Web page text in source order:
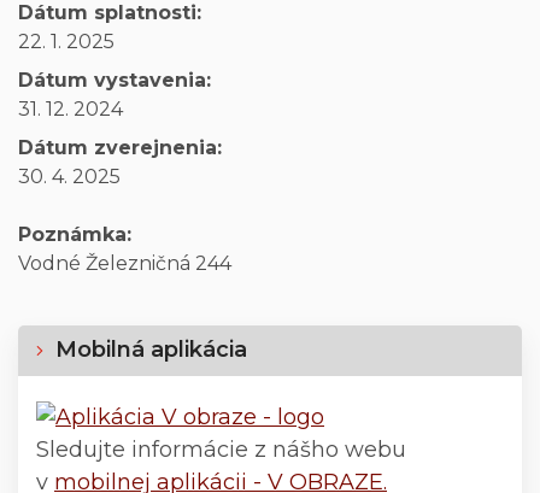
Dátum splatnosti:
22. 1. 2025
Dátum vystavenia:
31. 12. 2024
Dátum zverejnenia:
30. 4. 2025
Poznámka:
Vodné Železničná 244
Mobilná aplikácia
Sledujte informácie z nášho webu
v mobilnej aplikácii - V OBRAZE.